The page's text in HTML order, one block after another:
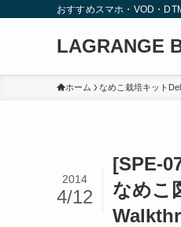
おすすめスマホ・VOD・
LAGRANGE
ホーム なめこ栽培キット
[SPE-
なめこ
2014
4/12